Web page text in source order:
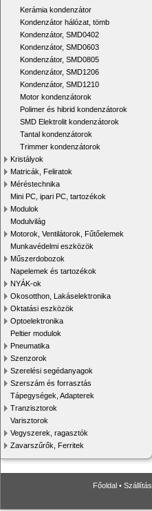
Kerámia kondenzátor
Kondenzátor hálózat, tömb
Kondenzátor, SMD0402
Kondenzátor, SMD0603
Kondenzátor, SMD0805
Kondenzátor, SMD1206
Kondenzátor, SMD1210
Motor kondenzátorok
Polimer és hibrid kondenzátorok
SMD Elektrolit kondenzátorok
Tantal kondenzátorok
Trimmer kondenzátorok
Kristályok
Matricák, Feliratok
Méréstechnika
Mini PC, ipari PC, tartozékok
Modulok
Modulvilág
Motorok, Ventilátorok, Fűtőelemek
Munkavédelmi eszközök
Műszerdobozok
Napelemek és tartozékok
NYÁK-ok
Okosotthon, Lakáselektronika
Oktatási eszközök
Optoelektronika
Peltier modulok
Pneumatika
Szenzorok
Szerelési segédanyagok
Szerszám és forrasztás
Tápegységek, Adapterek
Tranzisztorok
Varisztorok
Vegyszerek, ragasztók
Zavarszűrők, Ferritek
Főoldal • Szállítás